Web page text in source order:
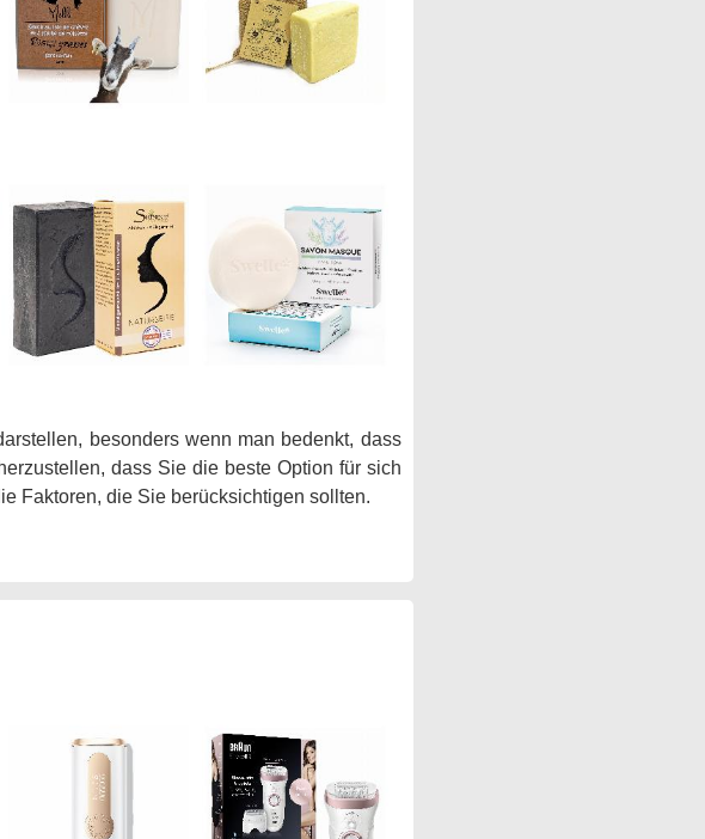
besonders wenn man bedenkt, dass
dass Sie die beste Option für sich
Faktoren, die Sie berücksichtigen sollten.